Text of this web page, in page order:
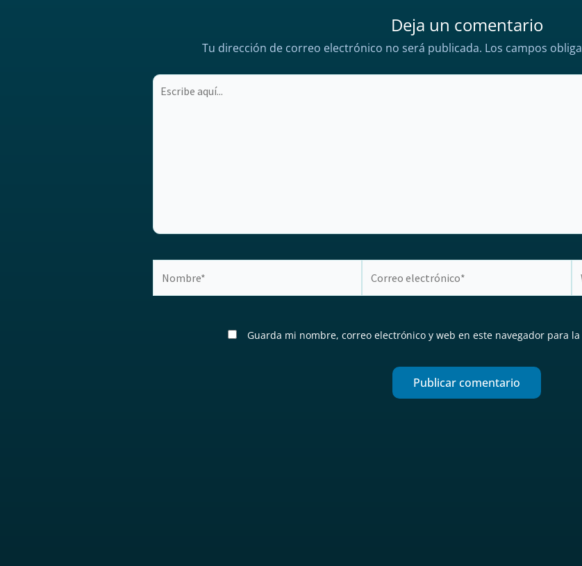
Deja un comentario
Tu dirección de correo electrónico no será publicada. Los campos
Escribe
Guarda mi nombre, correo electrónico y web en este navegador para